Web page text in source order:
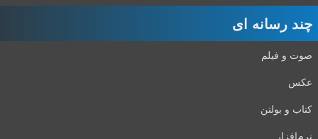
چند رسانه ای
صوت و فیلم
عکس
کتاب و بولتن
نرم‌افزار